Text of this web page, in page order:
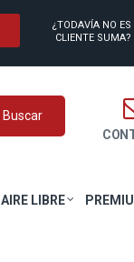
¿TODAVÍA NO ES
CLIENTE SUMA?
Buscar
AIRE LIBRE